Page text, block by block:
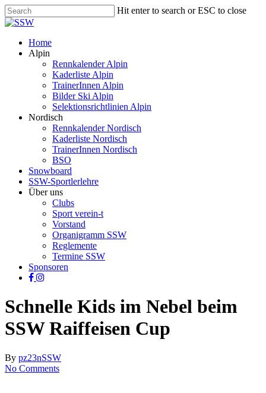
Skip
to
content
Hit enter to search or ESC to close
Close
Menu
Home
Alpin
Rennkalender Alpin
Kaderliste Alpin
TrainerInnen Alpin
Bilder Ski Alpin
Selektionsrichtlinien Alpin
Nordisch
Rennkalender Nordisch
Kaderliste Nordisch
TrainerInnen Nordisch
BSO
Snowboard
SSW-Sportlerlehre
Über uns
Clubs
Sport verein-t
Vorstand
Organigramm SSW
Reglemente
Termine SSW
Sponsoren
facebook
instagram
Schnelle Kids im Nebel beim
SSW Raiffeisen Cup
By pz23nSSW
No Comments